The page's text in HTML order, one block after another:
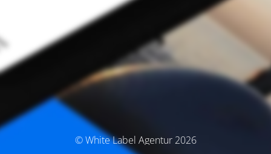
© White Label Agentur 2026